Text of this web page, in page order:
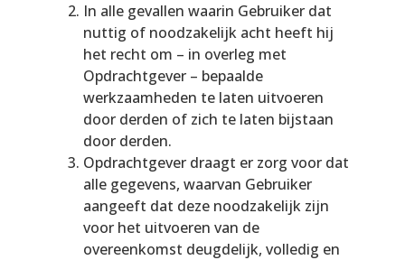
In alle gevallen waarin Gebruiker dat
nuttig of noodzakelijk acht heeft hij
het recht om – in overleg met
Opdrachtgever – bepaalde
werkzaamheden te laten uitvoeren
door derden of zich te laten bijstaan
door derden.
Opdrachtgever draagt er zorg voor dat
alle gegevens, waarvan Gebruiker
aangeeft dat deze noodzakelijk zijn
voor het uitvoeren van de
overeenkomst deugdelijk, volledig en